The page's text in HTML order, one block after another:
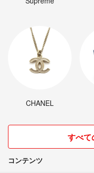
CHANEL
すべて
コンテンツ